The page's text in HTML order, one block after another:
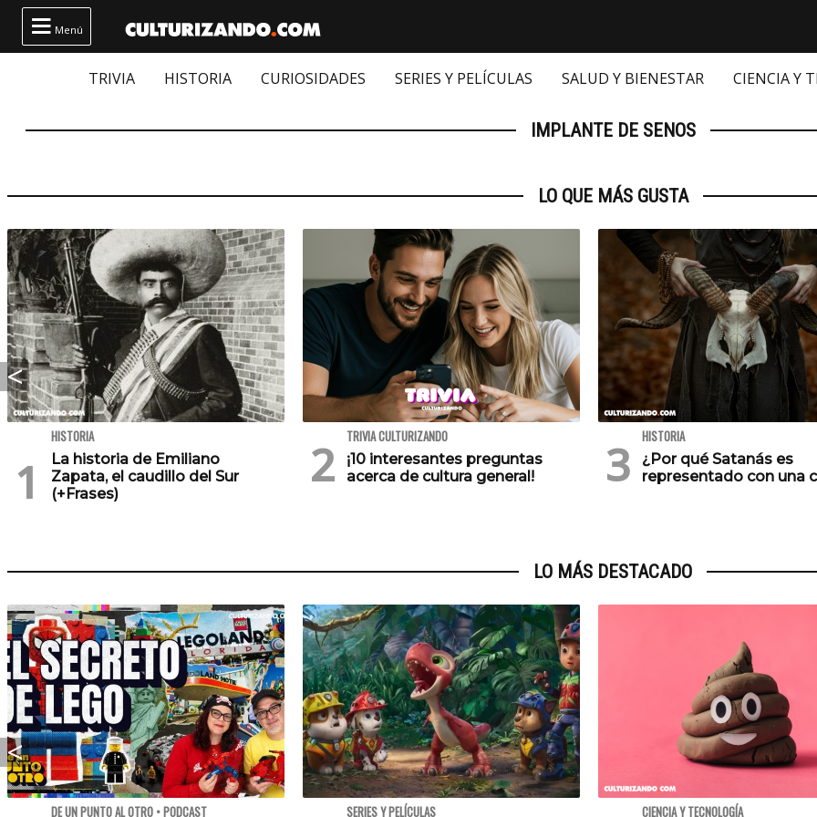
 Menú
TRIVIA HISTORIA CURIOSIDADES SERIES Y PELÍCULAS SALUD Y BIENESTAR CIENCIA Y
IMPLANTE DE SENOS
LO QUE MÁS GUSTA
HISTORIA
La historia de Emiliano
Zapata, el caudillo del Sur
(+Frases)
TRIVIA CULTURIZANDO
¡10 interesantes preguntas
acerca de cultura general!
HISTORIA
¿Por qué Satanás es
representado con una
LO MÁS DESTACADO
DE UN PUNTO AL OTRO • PODCAST SERIES Y PELÍCULAS CIENCIA Y TECNOLOGÍA